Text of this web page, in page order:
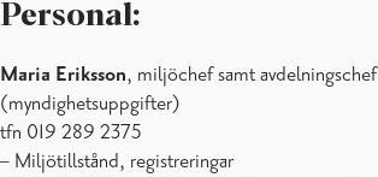
Personal:
Maria Eriksson, miljöchef samt avdelningschef
(myndighetsuppgifter)
tfn 019 289 2375
– Miljötillstånd, registreringar